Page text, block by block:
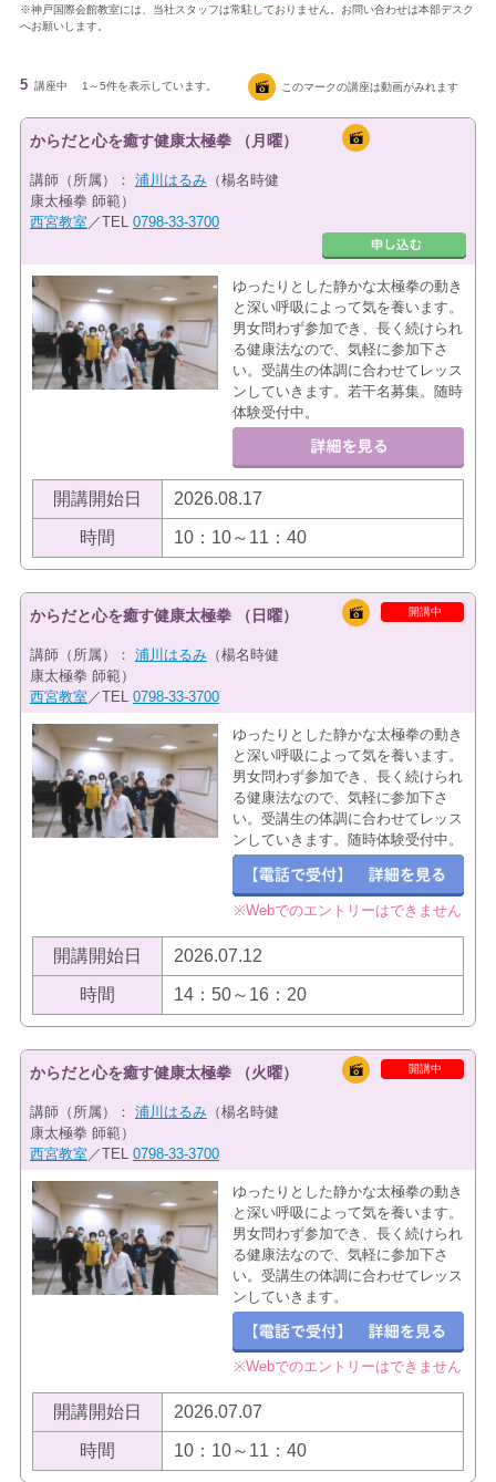
※神戸国際会館教室には、当社スタッフは常駐しておりません。お問い合わせは本部デスク
へお願いします。
5 講座中 1～5件を表示しています。 このマークの講座は動画がみれます
からだと心を癒す健康太極拳 （月曜）
講師（所属）： 浦川はるみ（楊名時健
康太極拳 師範）
西宮教室 ／TEL 0798-33-3700
ゆったりとした静かな太極拳の動き
と深い呼吸によって気を養います。
男女問わず参加でき、長く続けられ
る健康法なので、気軽に参加下さ
い。受講生の体調に合わせてレッス
ンしていきます。若干名募集。随時
体験受付中。
開講開始日 2026.08.17
時間 10：10～11：40
開講中
からだと心を癒す健康太極拳 （日曜）
講師（所属）： 浦川はるみ（楊名時健
康太極拳 師範）
西宮教室 ／TEL 0798-33-3700
ゆったりとした静かな太極拳の動き
と深い呼吸によって気を養います。
男女問わず参加でき、長く続けられ
る健康法なので、気軽に参加下さ
い。受講生の体調に合わせてレッス
ンしていきます。随時体験受付中。
※Webでのエントリーはできません
開講開始日 2026.07.12
時間 14：50～16：20
開講中
からだと心を癒す健康太極拳 （火曜）
講師（所属）： 浦川はるみ（楊名時健
康太極拳 師範）
西宮教室 ／TEL 0798-33-3700
ゆったりとした静かな太極拳の動き
と深い呼吸によって気を養います。
男女問わず参加でき、長く続けられ
る健康法なので、気軽に参加下さ
い。受講生の体調に合わせてレッス
ンしていきます。
※Webでのエントリーはできません
開講開始日 2026.07.07
時間 10：10～11：40